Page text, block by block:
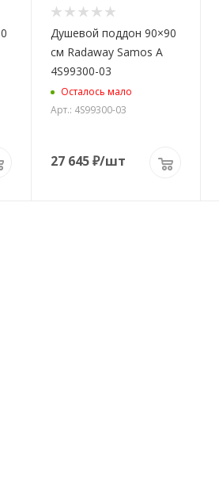
Душевой поддон 90×90
см Radaway Samos A
4S99300-03
Осталось мало
Арт.: 4S99300-03
27 645₽/шт